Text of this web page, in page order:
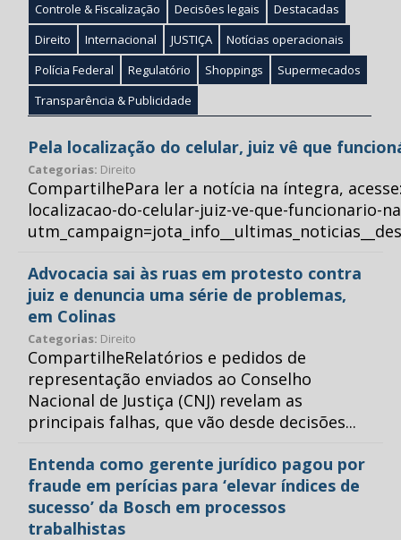
Controle & Fiscalização Decisões legais
Destacadas
Direito
Internacional JUSTIÇA
Notícias operacionais
Polícia Federal
Regulatório Shoppings
Supermecados
Transparência & Publicidade
Pela localização do celular, juiz vê que
Categorias: Direito
CompartilhePara ler a notícia na íntegra,
localizacao-do-celular-juiz-ve-que-funcionario-
Advocacia sai às ruas em protesto contra
juiz e denuncia uma série de problemas,
em Colinas
Categorias: Direito
CompartilheRelatórios e pedidos de
representação enviados ao Conselho
Nacional de Justiça (CNJ) revelam as
principais falhas, que vão desde decisões...
Entenda como gerente jurídico pagou por
fraude em perícias para ‘elevar índices de
sucesso’ da Bosch em processos
trabalhistas